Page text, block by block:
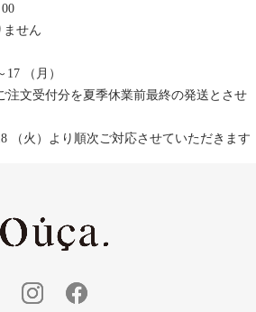
ません
（月）
注文受付分を夏季休業前最終の発送とさせ
（火）より順次ご対応させていただきます